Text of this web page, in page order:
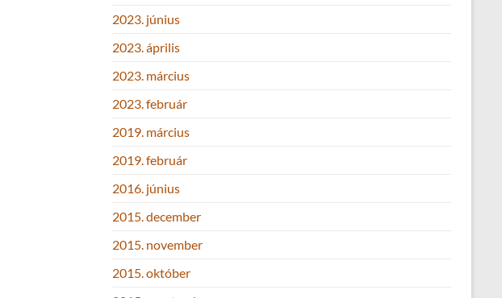
2023. június
2023. április
2023. március
2023. február
2019. március
2019. február
2016. június
2015. december
2015. november
2015. október